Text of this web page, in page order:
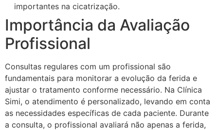
importantes na cicatrização.
Importância da Avaliação
Profissional
Consultas regulares com um profissional são
fundamentais para monitorar a evolução da ferida e
ajustar o tratamento conforme necessário. Na Clínica
Simi, o atendimento é personalizado, levando em conta
as necessidades específicas de cada paciente. Durante
a consulta, o profissional avaliará não apenas a ferida,